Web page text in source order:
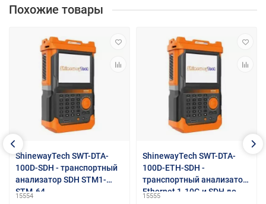
Похожие товары
ShinewayTech SWT-DTA-
100D-SDH - транспортный
анализатор SDH STM1-
STM-64
15554
ShinewayTech SWT-DTA-
100D-ETH-SDH -
транспортный анализатор
Ethernet 1-10G и SDH до
15555